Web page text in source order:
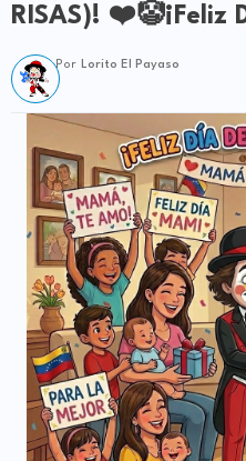
RISAS)! ❤️🤡¡Feliz
Por Lorito El Payaso